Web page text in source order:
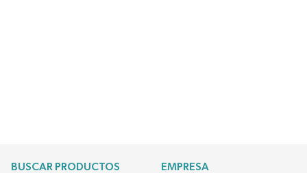
BUSCAR PRODUCTOS EMPRESA